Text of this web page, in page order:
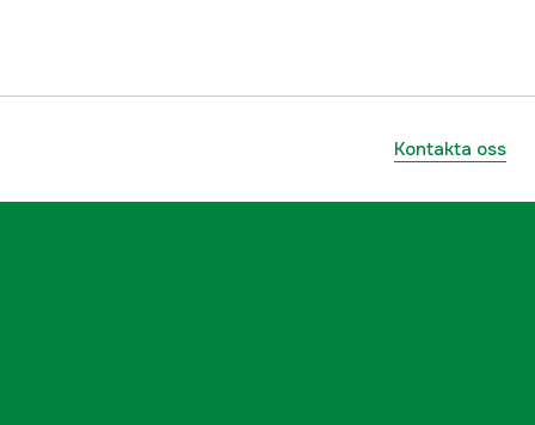
Kontakta oss